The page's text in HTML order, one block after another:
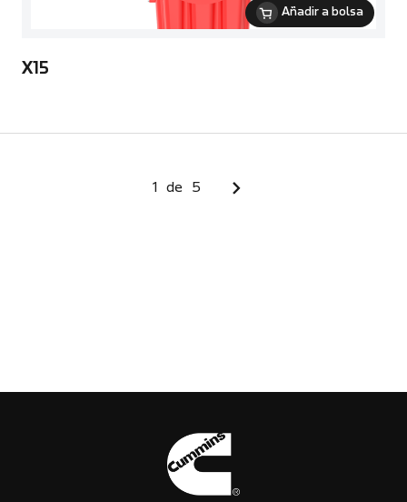
Añadir a bolsa
X15
1 de 5